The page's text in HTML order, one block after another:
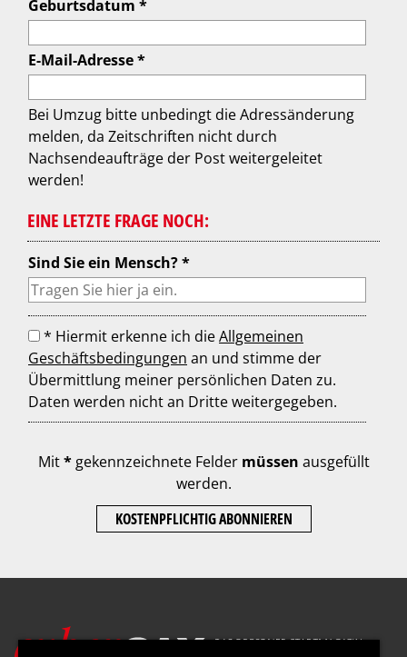
Geburtsdatum *
E-Mail-Adresse *
Bei Umzug bitte unbedingt die Adressänderung
melden, da Zeitschriften nicht durch
Nachsendeaufträge der Post weitergeleitet
werden!
EINE LETZTE FRAGE NOCH:
Sind Sie ein Mensch? *
* Hiermit erkenne ich dieAllgemeinen
Geschäftsbedingungen an und stimme der
Übermittlung meiner persönlichen Daten zu.
Daten werden nicht an Dritte weitergegeben.
Mit*gekennzeichnete Felder müssen ausgefüllt
werden.
KOSTENPFLICHTIG ABONNIEREN